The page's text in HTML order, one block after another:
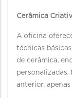
Cerâmica
A oficina
técnicas
de cerâmica,
personalizadas.
anterior,